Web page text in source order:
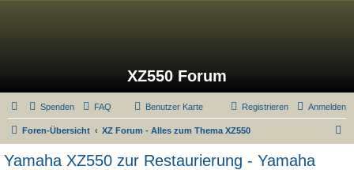
XZ550 Forum
Spenden FAQ Benutzer Karte Anmelden
Registrieren
Foren-Übersicht XZ Forum - Alles zum Thema XZ550
Yamaha XZ550 zur Restaurierung - Yamaha